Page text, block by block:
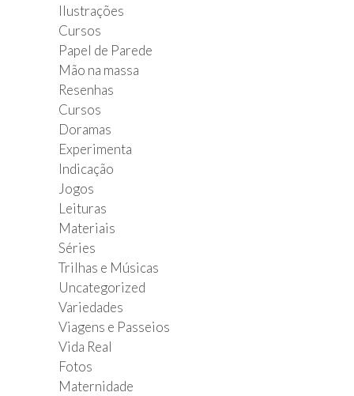
Ilustrações
Cursos
Papel de Parede
Mão na massa
Resenhas
Cursos
Doramas
Experimenta
Indicação
Jogos
Leituras
Materiais
Séries
Trilhas e Músicas
Uncategorized
Variedades
Viagens e Passeios
Vida Real
Fotos
Maternidade